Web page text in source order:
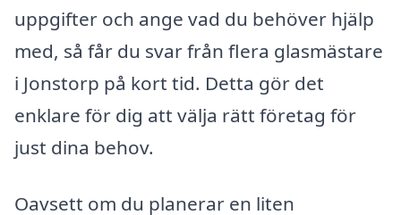
uppgifter och ange vad du behöver hjälp
med, så får du svar från flera glasmästare
i Jonstorp på kort tid. Detta gör det
enklare för dig att välja rätt företag för
just dina behov.
Oavsett om du planerar en liten